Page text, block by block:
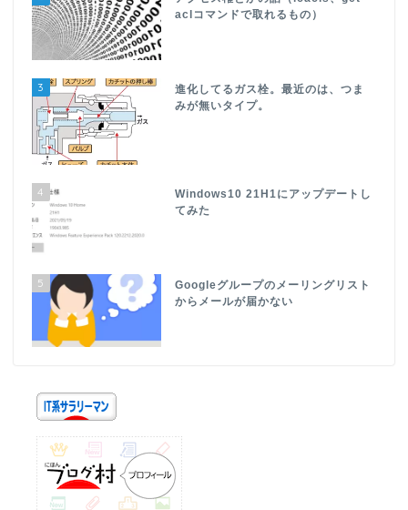
aclコマンドで取れるもの）
3
進化してるガス栓。最近のは、つま
みが無いタイプ。
4
Windows10 21H1にアップデートし
てみた
5
Googleグループのメーリングリスト
からメールが届かない